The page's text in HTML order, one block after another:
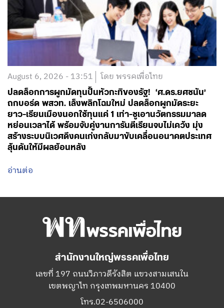
August 6, 2026 - 13:51 โดย พรรคเพื่อไทย
ปลดล็อกการผูกมัดทุนปั้นหัวกะทิของรัฐ! ‘ศ.ดร.ยศชนัน’
ถกบอร์ด พสวท. เล็งพลิกโฉมใหม่ ปลดล็อกผูกมัดระยะ
ยาว-เรียนเมืองนอกใช้ทุนแค่ 1 เท่า-ชูเอานวัตกรรมมาลด
หย่อนเวลาได้ พร้อมจับคู่งานการันตีเรียนจบไม่เคว้ง มุ่ง
สร้างระบบนิเวศดึงคนเก่งกลับมาขับเคลื่อนอนาคตประเทศ
ลุ้นดันให้มีผลย้อนหลัง
อ่านต่อ
สำนักงานใหญ่พรรคเพื่อไทย
เลขที่ 197 ถนนวิภาวดีรังสิต แขวงสามเสนใน
เขตพญาไท กรุงเทพมหานคร 10400
โทร.02-6506000